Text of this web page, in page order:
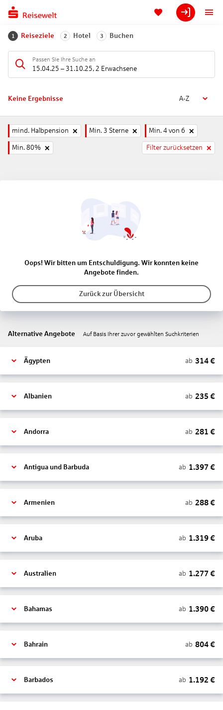
1 Reiseziele 2 Hotel 3 Buchen
Passen Sie Ihre Suche an
15.04.25 – 31.10.25, 2 Erwachsene
Keine Ergebnisse A-Z
mind. Halbpension Min. 3 Sterne Min. 4 von 6
Min. 80% Filter zurücksetzen
Oops! Wir bitten um Entschuldigung. Wir konnten keine
Angebote finden.
Zurück zur Übersicht
Alternative Angebote Auf Basis Ihrer zuvor gewählten Suchkriterien
Ägypten ab 314€
Albanien ab 235 €
Andorra ab 281 €
Antigua und Barbuda ab 1.397 €
Armenien ab 288€
Aruba ab 1.319€
Australien ab 1.277 €
Bahamas ab 1.390€
Bahrain ab 804€
Barbados ab 1.192 €